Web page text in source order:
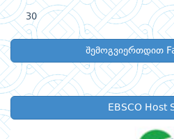
30
შემოგვიერთდით
EBSCO Host